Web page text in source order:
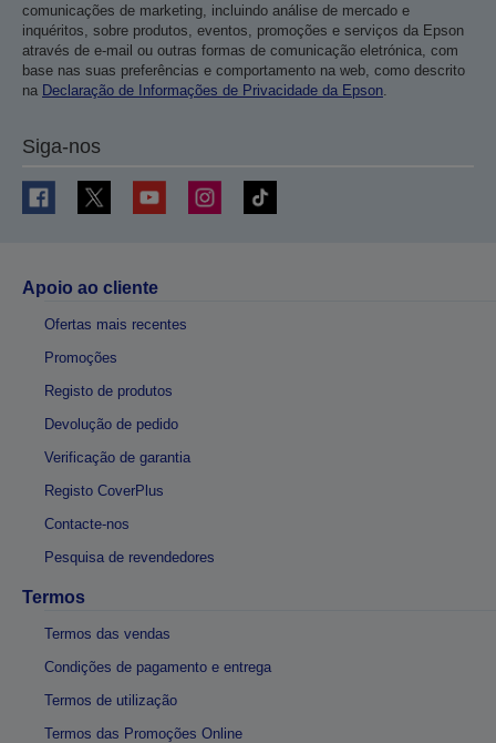
comunicações de marketing, incluindo análise de mercado e
inquéritos, sobre produtos, eventos, promoções e serviços da Epson
através de e-mail ou outras formas de comunicação eletrónica, com
base nas suas preferências e comportamento na web, como descrito
na Declaração de Informações de Privacidade da Epson
Siga-nos
Apoio ao cliente
Ofertas mais recentes
Promoções
Registo de produtos
Devolução de pedido
Verificação de garantia
Registo CoverPlus
Contacte-nos
Pesquisa de revendedores
Termos
Termos das vendas
Condições de pagamento e entrega
Termos de utilização
Termos das Promoções Online